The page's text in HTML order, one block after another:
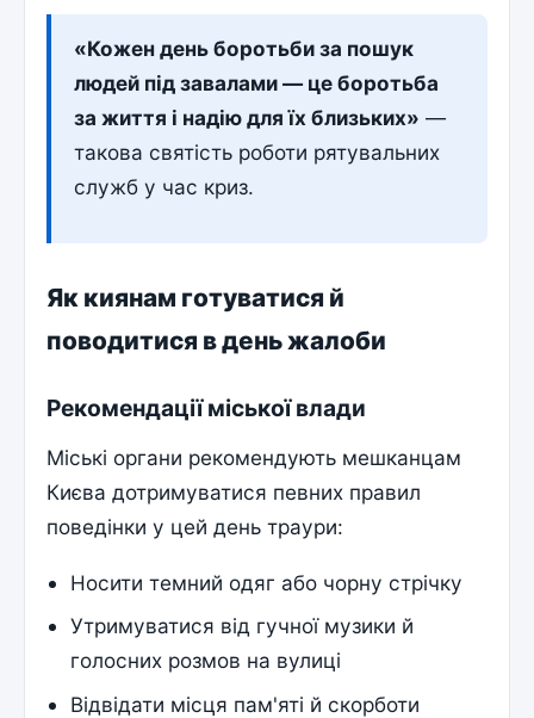
«Кожен день боротьби за пошук
людей під завалами — це боротьба
за життя і надію для їх близьких» —
такова святість роботи рятувальних
служб у час криз.
Як киянам готуватися й
поводитися в день жалоби
Рекомендації міської влади
Міські органи рекомендують мешканцам
Києва дотримуватися певних правил
поведінки у цей день траури:
Носити темний одяг або чорну стрічку
Утримуватися від гучної музики й
голосних розмов на вулиці
Відвідати місця пам'яті й скорботи